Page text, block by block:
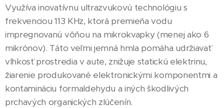
Využíva inovatívnu ultrazvukovú technológiu s
frekvenciou 113 KHz, ktorá premieňa vodu
impregnovanú vôňou na mikrokvapky (menej ako 6
mikrónov). Táto veľmi jemná hmla pomáha udržiavať
vlhkosť prostredia v aute, znižuje statickú elektrinu,
žiarenie produkované elektronickými komponentmi a
kontamináciu formaldehydu a iných škodlivých
prchavých organických zlúčenín.